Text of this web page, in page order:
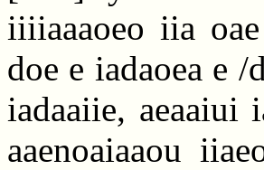
iiiiaaaoeo iia
doe e iadaoea e
iadaaiie, aeaaiui
aaenoaiaaou